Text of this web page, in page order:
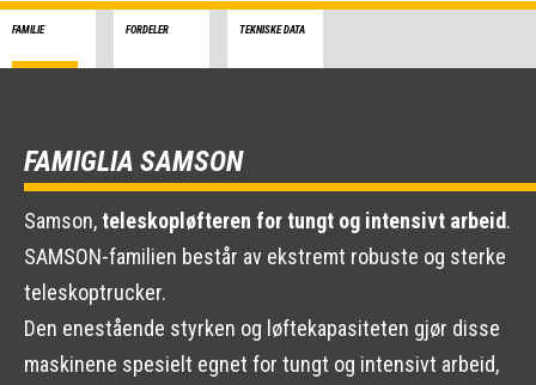
FAMILIE FORDELER TEKNISKE DATA
FAMIGLIA SAMSON
Samson, teleskopløfteren for tungt og intensivt arbeid.
SAMSON-familien består av ekstremt robuste og sterke
teleskoptrucker.
Den enestående styrken og løftekapasiteten gjør disse
maskinene spesielt egnet for tungt og intensivt arbeid,